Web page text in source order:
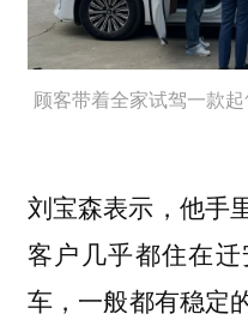
顾客带着全家试驾一款
刘宝森表示，他手
客户几乎都住在
车，一般都有稳定